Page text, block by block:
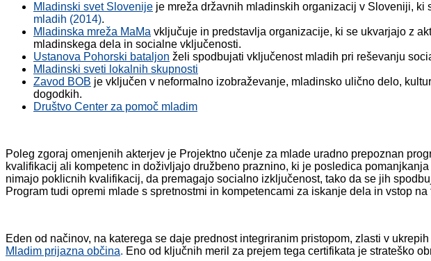
Mladinski svet Slovenije je mreža državnih mladinskih organizacij v Sloveniji,
mladih (2014).
Mladinska mreža MaMa vključuje in predstavlja organizacije, ki se ukvarjajo z
mladinskega dela in socialne vključenosti.
Ustanova Pohorski bataljon želi spodbujati vključenost mladih pri reševanju
Mladinski sveti lokalnih skupnosti
Zavod BOB je vključen v neformalno izobraževanje, mladinsko ulično delo,
dogodkih.
Društvo Center za pomoč mladim
Poleg zgoraj omenjenih akterjev je Projektno učenje za mlade uradno prepoznan
kvalifikacij ali kompetenc in doživljajo družbeno praznino, ki je posledica
nimajo poklicnih kvalifikacij, da premagajo socialno izključenost, tako da se jih
Program tudi opremi mlade s spretnostmi in kompetencami za iskanje dela in vstop na
Eden od načinov, na katerega se daje prednost integriranim pristopom, zlasti v
Mladim prijazna občina. Eno od ključnih meril za prejem tega certifikata je strateško